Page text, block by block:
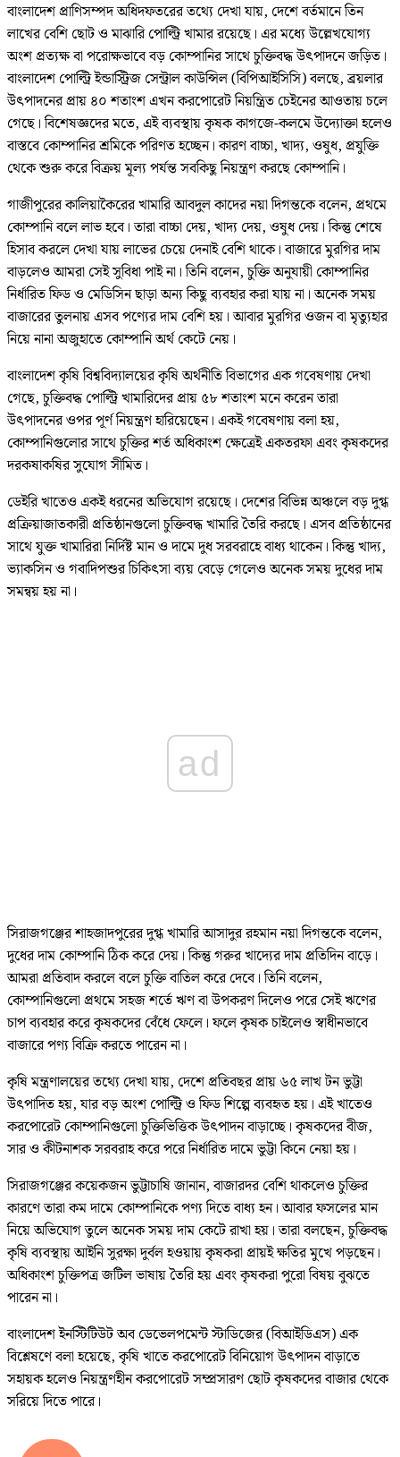
বাংলাদেশ প্রাণিসম্পদ অধিদফতরের তথ্যে দেখা যায়, দেশে বর্তমানে তিন
লাখের বেশি ছোট ও মাঝারি পোল্ট্রি খামার রয়েছে। এর মধ্যে উল্লেখযোগ্য
অংশ প্রত্যক্ষ বা পরোক্ষভাবে বড় কোম্পানির সাথে চুক্তিবদ্ধ উৎপাদনে জড়িত।
বাংলাদেশ পোল্ট্রি ইন্ডাস্ট্রিজ সেন্ট্রাল কাউন্সিল (বিপিআইসিসি) বলছে, ব্রয়লার
উৎপাদনের প্রায় ৪০ শতাংশ এখন করপোরেট নিয়ন্ত্রিত চেইনের আওতায় চলে
গেছে। বিশেষজ্ঞদের মতে, এই ব্যবস্থায় কৃষক কাগজে-কলমে উদ্যোক্তা হলেও
বাস্তবে কোম্পানির শ্রমিকে পরিণত হচ্ছেন। কারণ বাচ্চা, খাদ্য, ওষুধ, প্রযুক্তি
থেকে শুরু করে বিক্রয় মূল্য পর্যন্ত সবকিছু নিয়ন্ত্রণ করছে কোম্পানি।
গাজীপুরের কালিয়াকৈরের খামারি আবদুল কাদের নয়া দিগন্তকে বলেন, প্রথমে
কোম্পানি বলে লাভ হবে। তারা বাচ্চা দেয়, খাদ্য দেয়, ওষুধ দেয়। কিন্তু শেষে
হিসাব করলে দেখা যায় লাভের চেয়ে দেনাই বেশি থাকে। বাজারে মুরগির দাম
বাড়লেও আমরা সেই সুবিধা পাই না। তিনি বলেন, চুক্তি অনুযায়ী কোম্পানির
নির্ধারিত ফিড ও মেডিসিন ছাড়া অন্য কিছু ব্যবহার করা যায় না। অনেক সময়
বাজারের তুলনায় এসব পণ্যের দাম বেশি হয়। আবার মুরগির ওজন বা মৃত্যুহার
নিয়ে নানা অজুহাতে কোম্পানি অর্থ কেটে নেয়।
বাংলাদেশ কৃষি বিশ্ববিদ্যালয়ের কৃষি অর্থনীতি বিভাগের এক গবেষণায় দেখা
গেছে, চুক্তিবদ্ধ পোল্ট্রি খামারিদের প্রায় ৫৮ শতাংশ মনে করেন তারা
উৎপাদনের ওপর পূর্ণ নিয়ন্ত্রণ হারিয়েছেন। একই গবেষণায় বলা হয়,
কোম্পানিগুলোর সাথে চুক্তির শর্ত অধিকাংশ ক্ষেত্রেই একতরফা এবং কৃষকদের
দরকষাকষির সুযোগ সীমিত।
ডেইরি খাতেও একই ধরনের অভিযোগ রয়েছে। দেশের বিভিন্ন অঞ্চলে বড় দুগ্ধ
প্রক্রিয়াজাতকারী প্রতিষ্ঠানগুলো চুক্তিবদ্ধ খামারি তৈরি করছে। এসব প্রতিষ্ঠানের
সাথে যুক্ত খামারিরা নির্দিষ্ট মান ও দামে দুধ সরবরাহে বাধ্য থাকেন। কিন্তু খাদ্য,
ভ্যাকসিন ও গবাদিপশুর চিকিৎসা ব্যয় বেড়ে গেলেও অনেক সময় দুধের দাম
সমন্বয় হয় না।
ad
সিরাজগঞ্জের শাহজাদপুরের দুগ্ধ খামারি আসাদুর রহমান নয়া দিগন্তকে বলেন,
দুধের দাম কোম্পানি ঠিক করে দেয়। কিন্তু গরুর খাদ্যের দাম প্রতিদিন বাড়ে।
আমরা প্রতিবাদ করলে বলে চুক্তি বাতিল করে দেবে। তিনি বলেন,
কোম্পানিগুলো প্রথমে সহজ শর্তে ঋণ বা উপকরণ দিলেও পরে সেই ঋণের
চাপ ব্যবহার করে কৃষকদের বেঁধে ফেলে। ফলে কৃষক চাইলেও স্বাধীনভাবে
বাজারে পণ্য বিক্রি করতে পারেন না।
কৃষি মন্ত্রণালয়ের তথ্যে দেখা যায়, দেশে প্রতিবছর প্রায় ৬৫ লাখ টন ভুট্টা
উৎপাদিত হয়, যার বড় অংশ পোল্ট্রি ও ফিড শিল্পে ব্যবহৃত হয়। এই খাতেও
করপোরেট কোম্পানিগুলো চুক্তিভিত্তিক উৎপাদন বাড়াচ্ছে। কৃষকদের বীজ,
সার ও কীটনাশক সরবরাহ করে পরে নির্ধারিত দামে ভুট্টা কিনে নেয়া হয়।
সিরাজগঞ্জের কয়েকজন ভুট্টাচাষি জানান, বাজারদর বেশি থাকলেও চুক্তির
কারণে তারা কম দামে কোম্পানিকে পণ্য দিতে বাধ্য হন। আবার ফসলের মান
নিয়ে অভিযোগ তুলে অনেক সময় দাম কেটে রাখা হয়। তারা বলছেন, চুক্তিবদ্ধ
কৃষি ব্যবস্থায় আইনি সুরক্ষা দুর্বল হওয়ায় কৃষকরা প্রায়ই ক্ষতির মুখে পড়ছেন।
অধিকাংশ চুক্তিপত্র জটিল ভাষায় তৈরি হয় এবং কৃষকরা পুরো বিষয় বুঝতে
পারেন না।
বাংলাদেশ ইনস্টিটিউট অব ডেভেলপমেন্ট স্টাডিজের (বিআইডিএস) এক
বিশ্লেষণে বলা হয়েছে, কৃষি খাতে করপোরেট বিনিয়োগ উৎপাদন বাড়াতে
সহায়ক হলেও নিয়ন্ত্রণহীন করপোরেট সম্প্রসারণ ছোট কৃষকদের বাজার থেকে
সরিয়ে দিতে পারে।